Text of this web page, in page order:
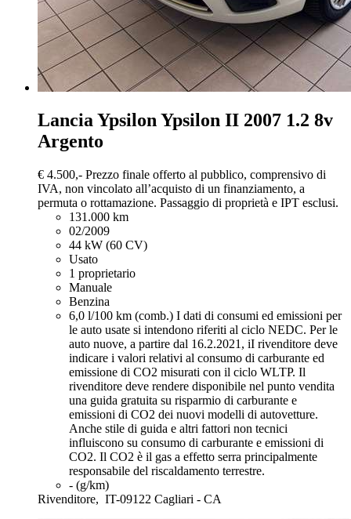
Lancia YpsilonYpsilon II 2007 1.2 8v
Argento
€ 4.500,- Prezzo finale offerto al pubblico, comprensivo di
IVA, non vincolato all’acquisto di un finanziamento, a
permuta o rottamazione. Passaggio di proprietà e IPT esclusi.
131.000 km
02/2009
44 kW (60 CV)
Usato
1 proprietario
Manuale
Benzina
6,0 l/100 km (comb.) I dati di consumi ed emissioni per
le auto usate si intendono riferiti al ciclo NEDC. Per le
auto nuove, a partire dal 16.2.2021, iI rivenditore deve
indicare i valori relativi al consumo di carburante ed
emissione di CO2 misurati con il ciclo WLTP. Il
rivenditore deve rendere disponibile nel punto vendita
una guida gratuita su risparmio di carburante e
emissioni di CO2 dei nuovi modelli di autovetture.
Anche stile di guida e altri fattori non tecnici
influiscono su consumo di carburante e emissioni di
CO2. Il CO2 è il gas a effetto serra principalmente
responsabile del riscaldamento terrestre.
- (g/km)
Rivenditore, IT-09122 Cagliari - CA